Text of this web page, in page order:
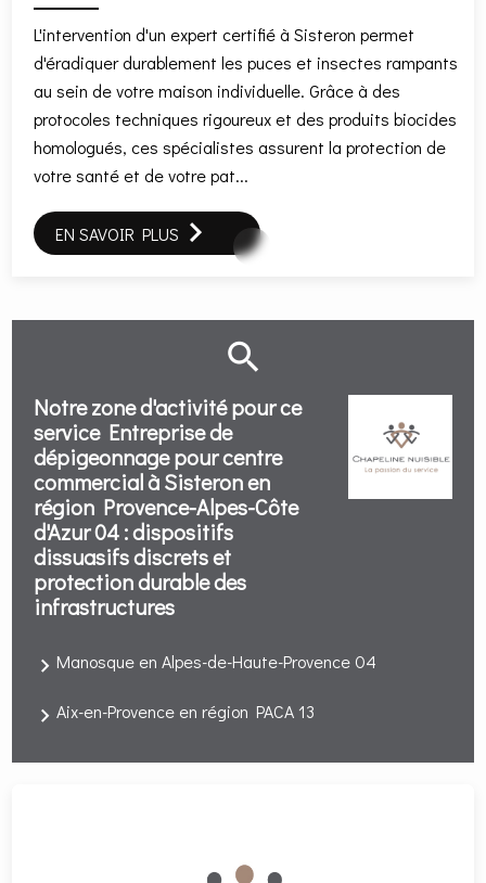
L'intervention d'un expert certifié à Sisteron permet
d'éradiquer durablement les puces et insectes rampants
au sein de votre maison individuelle. Grâce à des
protocoles techniques rigoureux et des produits biocides
homologués, ces spécialistes assurent la protection de
votre santé et de votre pat...
EN SAVOIR PLUS
Notre zone d'activité pour ce
service Entreprise de
dépigeonnage pour centre
commercial à Sisteron en
région Provence-Alpes-Côte
d'Azur 04 : dispositifs
dissuasifs discrets et
protection durable des
infrastructures
Manosque en Alpes-de-Haute-Provence 04
Aix-en-Provence en région PACA 13